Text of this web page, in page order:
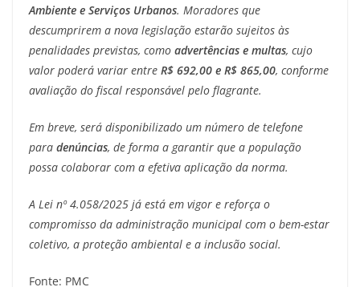
Ambiente e Serviços Urbanos. Moradores que
descumprirem a nova legislação estarão sujeitos às
penalidades previstas, como advertências e multas, cujo
valor poderá variar entre R$ 692,00 e R$ 865,00, conforme
avaliação do fiscal responsável pelo flagrante.
Em breve, será disponibilizado um número de telefone
para denúncias, de forma a garantir que a população
possa colaborar com a efetiva aplicação da norma.
A Lei nº 4.058/2025 já está em vigor e reforça o
compromisso da administração municipal com o bem-estar
coletivo, a proteção ambiental e a inclusão social.
Fonte: PMC